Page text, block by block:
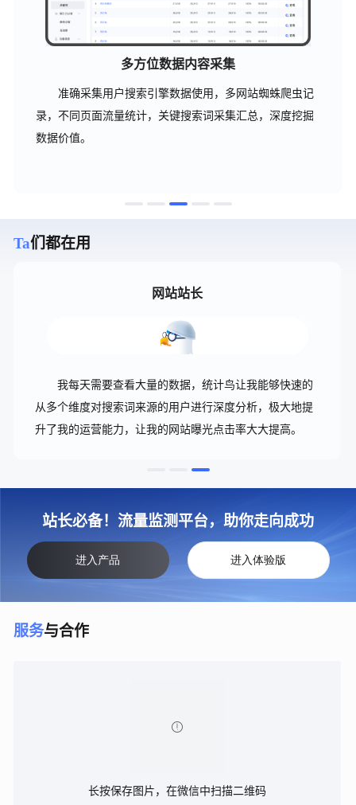
多方位数据内容采集
准确采集用户搜索引擎数据使用，多网站蜘蛛爬虫记
录，不同页面流量统计，关键搜索词采集汇总，深度挖掘
数据价值。
Ta们都在用
网站站长
我每天需要查看大量的数据，统计鸟让我能够快速的
从多个维度对搜索词来源的用户进行深度分析，极大地提
升了我的运营能力，让我的网站曝光点击率大大提高。
站长必备！流量监测平台，助你走向成功
进入产品 进入体验版
服务与合作

长按保存图片，在微信中扫描二维码